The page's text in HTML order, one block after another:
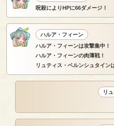
呪殺によりHPに66ダメージ！
ハルア・フィーン
ハルア・フィーンは攻撃集中！
ハルア・フィーンの肉薄戦！
リュティス・ベルンシュタイン
リ